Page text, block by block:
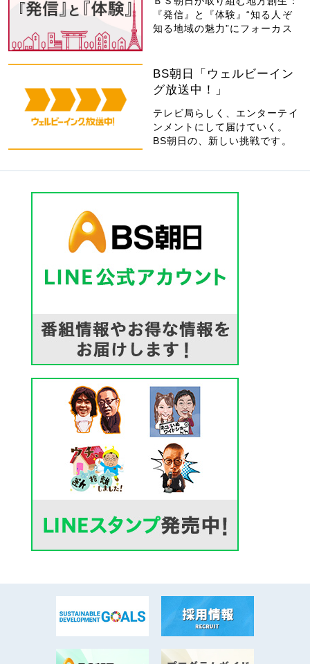
『発信』と『体験』“知る人ぞ
知る地域の魅力”にフォーカス
BS朝日「ウェルビーイン
グ放送中！」
テレビ局らしく、エンターテイ
ンメントにして届けていく。
BS朝日の、新しい挑戦です。